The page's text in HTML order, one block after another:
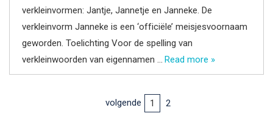
verkleinvormen: Jantje, Jannetje en Janneke. De
verkleinvorm Janneke is een ‘officiële’ meisjesvoornaam
geworden. Toelichting Voor de spelling van
verkleinwoorden van eigennamen … Read more »
1 2
volgende